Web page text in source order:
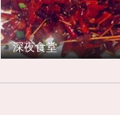
深夜食堂